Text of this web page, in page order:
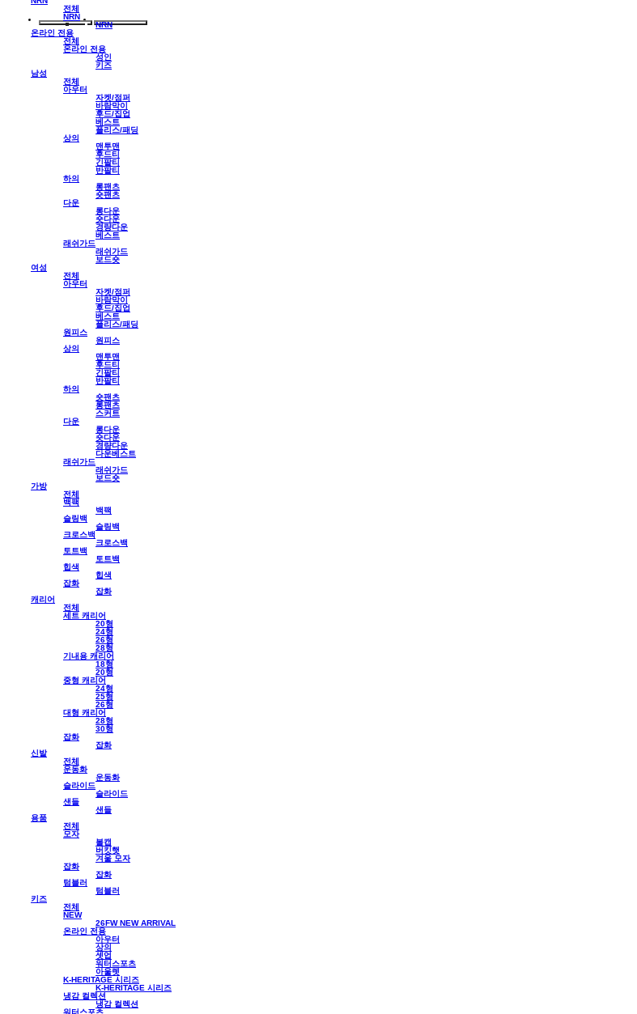
전체
NRN
NRN
온라인 전용
전체
온라인 전용
성인
키즈
남성
전체
아우터
자켓/점퍼
바람막이
후드/집업
베스트
플리스/패딩
상의
맨투맨
후드티
긴팔티
반팔티
하의
롱팬츠
숏팬츠
다운
롱다운
숏다운
경량다운
베스트
래쉬가드
래쉬가드
보드숏
여성
전체
아우터
자켓/점퍼
바람막이
후드/집업
베스트
플리스/패딩
원피스
원피스
상의
맨투맨
후드티
긴팔티
반팔티
하의
숏팬츠
롱팬츠
스커트
다운
롱다운
숏다운
경량다운
다운베스트
래쉬가드
래쉬가드
보드숏
가방
전체
백팩
백팩
슬링백
슬링백
크로스백
크로스백
토트백
토트백
힙색
힙색
잡화
잡화
캐리어
전체
세트 캐리어
20형
24형
26형
28형
기내용 캐리어
18형
20형
중형 캐리어
24형
25형
26형
대형 캐리어
28형
30형
잡화
잡화
신발
전체
운동화
운동화
슬라이드
슬라이드
샌들
샌들
용품
전체
모자
볼캡
버킷햇
겨울 모자
잡화
잡화
텀블러
텀블러
키즈
전체
NEW
26FW NEW ARRIVAL
온라인 전용
아우터
상의
셋업
워터스포츠
아울렛
K-HERITAGE 시리즈
K-HERITAGE 시리즈
냉감 컬렉션
냉감 컬렉션
워터스포츠